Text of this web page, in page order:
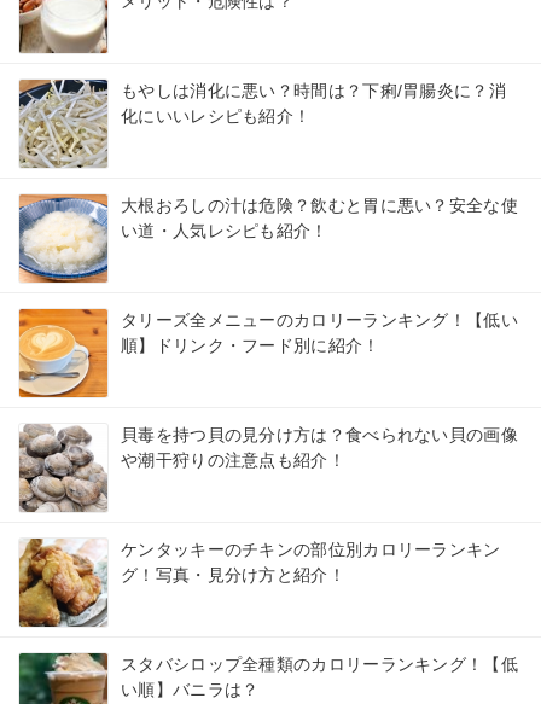
もやしは消化に悪い？時間は？下痢/胃腸炎に？消
化にいいレシピも紹介！
大根おろしの汁は危険？飲むと胃に悪い？安全な使
い道・人気レシピも紹介！
タリーズ全メニューのカロリーランキング！【低い
順】ドリンク・フード別に紹介！
貝毒を持つ貝の見分け方は？食べられない貝の画像
や潮干狩りの注意点も紹介！
ケンタッキーのチキンの部位別カロリーランキン
グ！写真・見分け方と紹介！
スタバシロップ全種類のカロリーランキング！【低
い順】バニラは？